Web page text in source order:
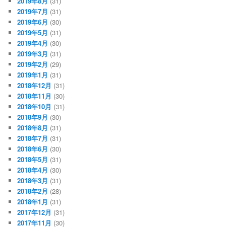
2019年7月 (31)
2019年6月 (30)
2019年5月 (31)
2019年4月 (30)
2019年3月 (31)
2019年2月 (29)
2019年1月 (31)
2018年12月 (31)
2018年11月 (30)
2018年10月 (31)
2018年9月 (30)
2018年8月 (31)
2018年7月 (31)
2018年6月 (30)
2018年5月 (31)
2018年4月 (30)
2018年3月 (31)
2018年2月 (28)
2018年1月 (31)
2017年12月 (31)
2017年11月 (30)